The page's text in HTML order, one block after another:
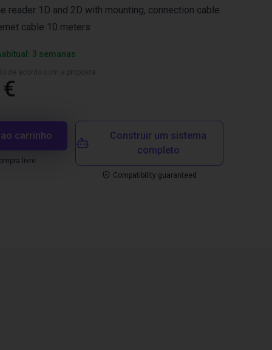
reader 1D and 2D with mounting, connection cable
cable 10 meters
3 semanas
carrinho
livre
Construir um sistema
completo
Compatibility guaranteed